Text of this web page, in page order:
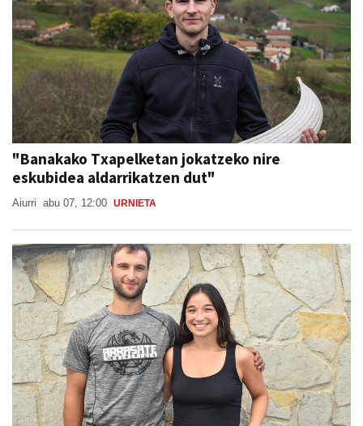
"Banakako Txapelketan jokatzeko nire
eskubidea aldarrikatzen dut"
Aiurri abu 07, 12:00 URNIETA